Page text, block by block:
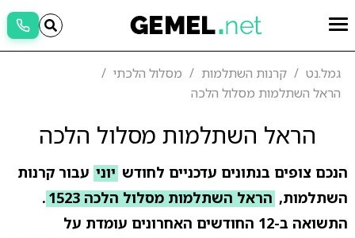
גמל.נט קרנות השתלמות
מסלול הלכתי
הראל השתלמות מסלול הלכה
הראל השתלמות מסלול הלכה
הנכם צופים בנתונים עדכניים לחודש יוני עבור קרנות
השתלמות, הראל השתלמות מסלול הלכה 1523
.
התשואה ב-12 החודשים האחרונים עומדת על